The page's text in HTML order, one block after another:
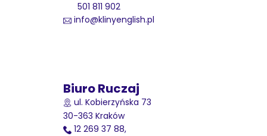
501 811 902
info@klinyenglish.pl
Biuro Ruczaj
ul. Kobierzyńska 73
30-363 Kraków
12 269 37 88,